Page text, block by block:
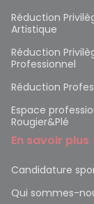
Réduction
Artistique
Réduction
Professionnel
Réduction
Espace
Rougier&Plé
En savoir plus
Candidature
Qui sommes-